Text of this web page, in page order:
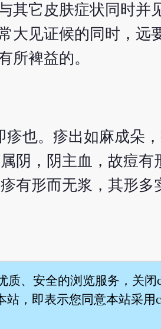
其它皮肤症状同时
大见证候的同时，远
所裨益的。
疹也。疹出如麻成朵
阴，阴主血，故痘
有形而无浆，其形多
质、安全的浏览服务，关闭
，即表示您同意本站采用